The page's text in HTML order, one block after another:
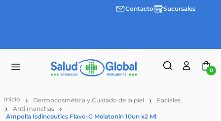
Envíos
Contacto Sucursales
0
Dermocosmética y Cuidado de la piel
Faciales
Anti manchas
Ampolla Isdinceutics Flavo-C Melatonin 10un x2 Ml